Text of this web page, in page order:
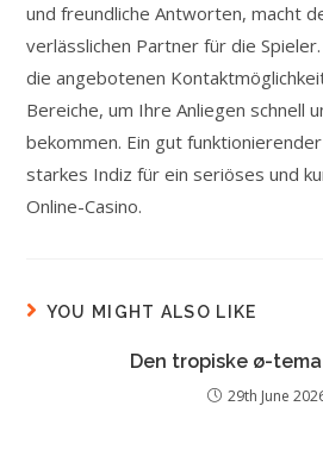
und freundliche Antworten, macht
verlässlichen Partner für die
die angebotenen
Bereiche, um Ihre Anliegen schnell
bekommen. Ein gut
starkes Indiz für ein seriöses und
Online-Casino.
YOU MIGHT ALSO LIKE
Den tropiske ø-
29th June